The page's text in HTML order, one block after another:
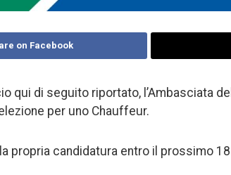
on Facebook
qui di seguito riportato, l’Ambasciata
per uno Chauffeur.
propria candidatura entro il prossimo